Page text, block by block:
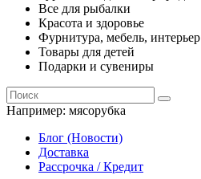
Все для рыбалки
Красота и здоровье
Фурнитура, мебель, интерьер
Товары для детей
Подарки и сувениры
Например: мясорубка
Блог (Новости)
Доставка
Рассрочка / Кредит